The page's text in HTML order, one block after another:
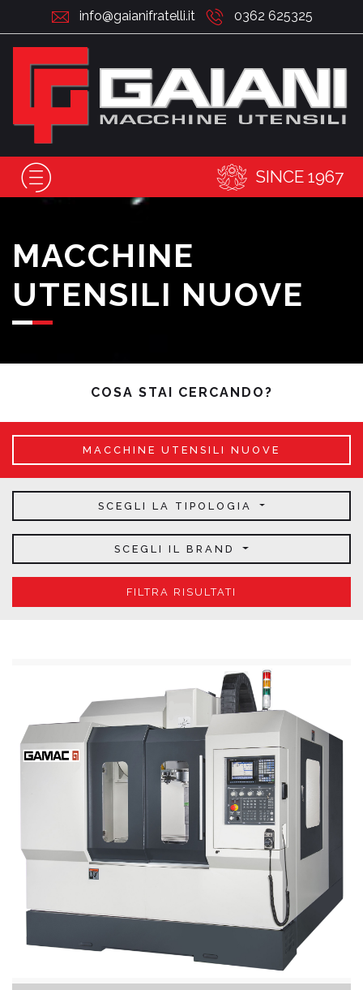
info@gaianifratelli.it 0362 625325
SINCE 1967
MACCHINE
UTENSILI NUOVE
COSA STAI CERCANDO?
MACCHINE UTENSILI NUOVE
SCEGLI LA TIPOLOGIA
SCEGLI IL BRAND
FILTRA RISULTATI